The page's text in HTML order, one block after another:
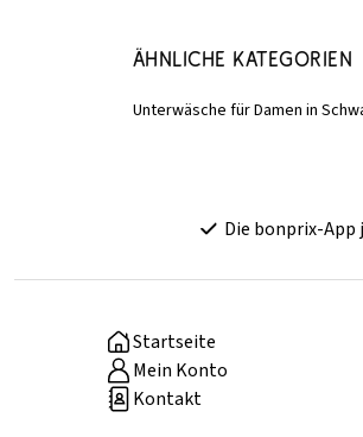
Ähnliche Kategorien
Unterwäsche für Damen in
Die bonprix-
Startseite
Mein Konto
Kontakt